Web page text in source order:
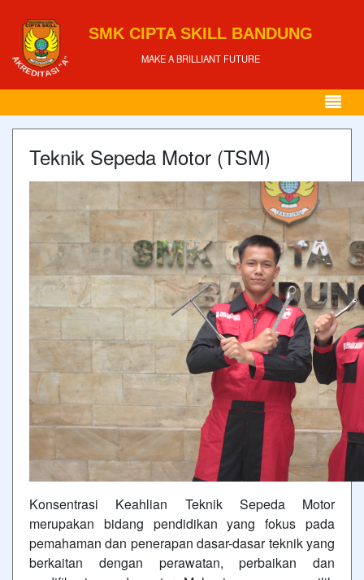
SMK CIPTA SKILL BANDUNG
MAKE A BRILLIANT FUTURE
Teknik Sepeda Motor (TSM)
Konsentrasi Keahlian Teknik Sepeda Motor
merupakan bidang pendidikan yang fokus pada
pemahaman dan penerapan dasar-dasar teknik yang
berkaitan dengan perawatan, perbaikan dan